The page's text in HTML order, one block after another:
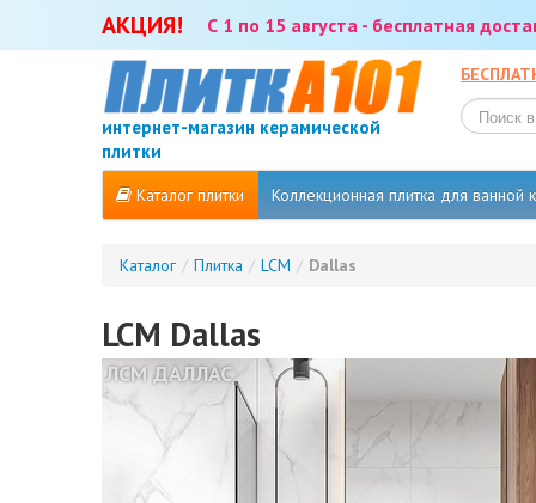
АКЦИЯ! С 1 по 15 августа - бесплатная
интернет-магазин керамической
плитки
Каталог плитки Коллекционная плитка для ванной
Каталог / Плитка / LCM / Dallas
LCM Dallas
ЛСМ ДАЛЛАС